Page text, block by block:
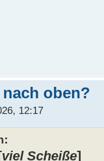
oben?
12:17
viel Scheiße]